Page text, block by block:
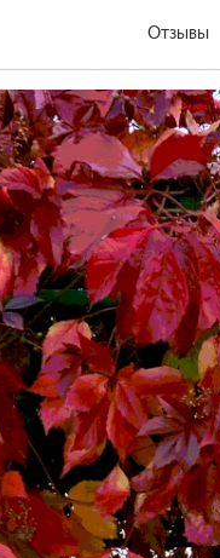
Отзывы